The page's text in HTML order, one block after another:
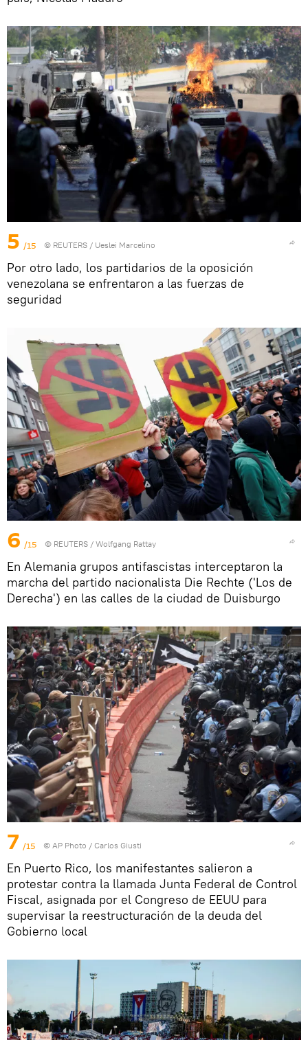
5 /15 © REUTERS / Ueslei Marcelino
Por otro lado, los partidarios de la oposición
venezolana se enfrentaron a las fuerzas de
seguridad
6 /15 © REUTERS / Wolfgang Rattay
En Alemania grupos antifascistas interceptaron la
marcha del partido nacionalista Die Rechte ('Los de
Derecha') en las calles de la ciudad de Duisburgo
7 /15 © AP Photo / Carlos Giusti
En Puerto Rico, los manifestantes salieron a
protestar contra la llamada Junta Federal de Control
Fiscal, asignada por el Congreso de EEUU para
supervisar la reestructuración de la deuda del
Gobierno local